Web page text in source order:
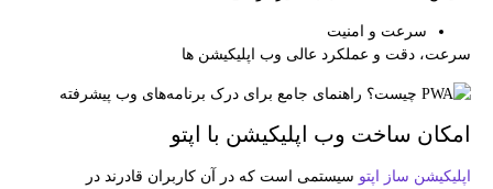
سرعت و امنیت
سرعت، دقت و عملکرد عالی وب اپلیکیشن ها
امکان ساخت وب اپلیکیشن با اپتو
اپلیکیشن ساز اپتو سیستمی است که در آن کاربران قادرند در